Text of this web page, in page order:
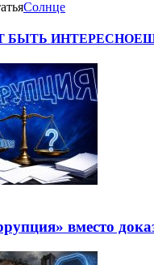
Солнце
БЫТЬ ИНТЕРЕСНО
вместо